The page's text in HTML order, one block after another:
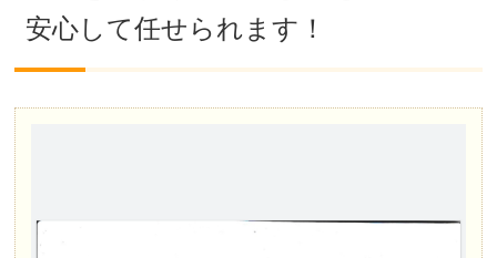
安心して任せられます！